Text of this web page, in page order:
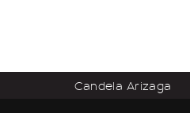
Candela Arizaga